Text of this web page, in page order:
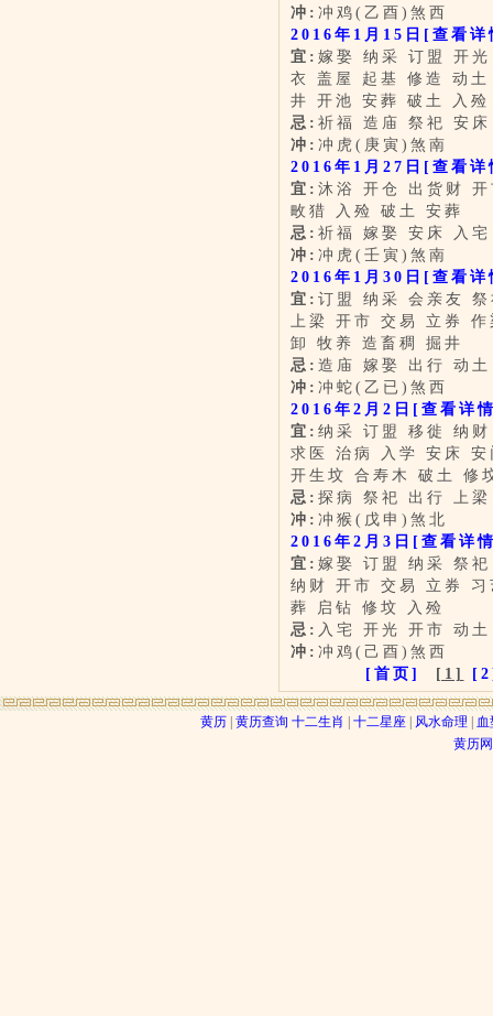
冲: 冲鸡(乙酉)煞西
2016年1月15日 [查看
宜: 嫁娶 纳采 订盟 开
衣 盖屋 起基 修造 动
井 开池 安葬 破土 入
忌: 祈福 造庙 祭祀 安
冲: 冲虎(庚寅)煞南
2016年1月27日 [查看
宜: 沐浴 开仓 出货财
畋猎 入殓 破土 安葬
忌: 祈福 嫁娶 安床 入
冲: 冲虎(壬寅)煞南
2016年1月30日 [查看
宜: 订盟 纳采 会亲友
上梁 开市 交易 立券
卸 牧养 造畜稠 掘井
忌: 造庙 嫁娶 出行 动
冲: 冲蛇(乙已)煞西
2016年2月2日 [查看详
宜: 纳采 订盟 移徙 纳
求医 治病 入学 安床
开生坟 合寿木 破土 修
忌: 探病 祭祀 出行 上
冲: 冲猴(戊申)煞北
2016年2月3日 [查看详
宜: 嫁娶 订盟 纳采 祭
纳财 开市 交易 立券
葬 启钻 修坟 入殓
忌: 入宅 开光 开市 动土
冲: 冲鸡(己酉)煞西
[首页]
[1]
黄历 黄历查询 十二生肖 十二星座 风水命理
血
黄历网